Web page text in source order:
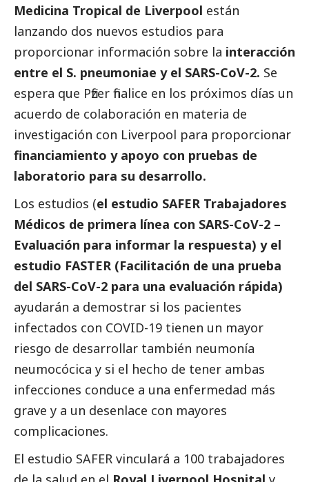
Medicina Tropical de Liverpool están
lanzando dos nuevos estudios para
proporcionar información sobre la interacción
entre el S. pneumoniae y el SARS-CoV-2. Se
espera que Pfizer finalice en los próximos días un
acuerdo de colaboración en materia de
investigación con Liverpool para proporcionar
financiamiento y apoyo con pruebas de
laboratorio para su desarrollo.
Los estudios (el estudio SAFER Trabajadores
Médicos de primera línea con SARS-CoV-2 –
Evaluación para informar la respuesta) y el
estudio FASTER (Facilitación de una prueba
del SARS-CoV-2 para una evaluación rápida)
ayudarán a demostrar si los pacientes
infectados con COVID-19 tienen un mayor
riesgo de desarrollar también neumonía
neumocócica y si el hecho de tener ambas
infecciones conduce a una enfermedad más
grave y a un desenlace con mayores
complicaciones.
El estudio SAFER vinculará a 100 trabajadores